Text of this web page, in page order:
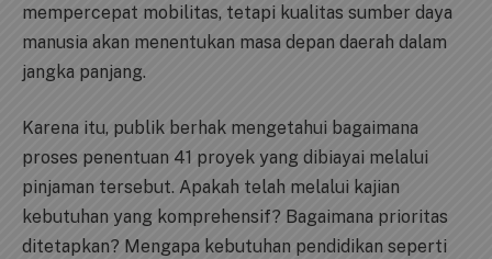
mempercepat mobilitas, tetapi kualitas sumber daya
manusia akan menentukan masa depan daerah dalam
jangka panjang.
Karena itu, publik berhak mengetahui bagaimana
proses penentuan 41 proyek yang dibiayai melalui
pinjaman tersebut. Apakah telah melalui kajian
kebutuhan yang komprehensif? Bagaimana prioritas
ditetapkan? Mengapa kebutuhan pendidikan seperti